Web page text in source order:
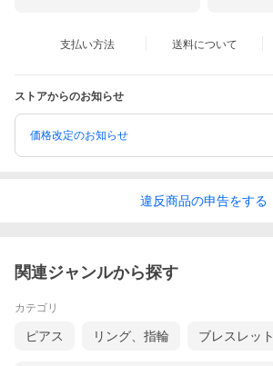
支払い方法 送料について
ストアからのお知らせ
価格改定のお知らせ
違反商品の申告をする
関連ジャンルから探す
カテゴリ
ピアス リング、指輪 ブレスレット